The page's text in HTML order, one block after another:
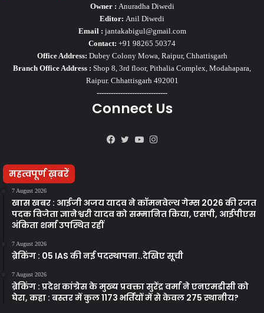
Owner : Anuradha Diwedi
Editor: Anil Diwedi
Email : jantakabigul@gmail.com
Contact: +91 98265 50374
Office Address: Dubey Colony Mowa, Raipur, Chhattisgarh
Branch Office Address : Shop 8, 3rd floor, Pithalia Complex, Modahapara,
Raipur. Chhattisgarh 492001
------------------------------
Connect Us
Facebook
TwitterYouTube
महत्वपूर्ण ख़बरें
7 August 2026
खास खबर : आईजी अजय यादव ने कॉमनवेल्थ गेम्स 2026 की रजत
पदक विजेता ज्ञानेश्वरी यादव को सम्मानित किया, एसपी, आईपीएस
अंकिता शर्मा उपस्थित रहीं
7 August 2026
ब्रेकिंग : 05 IAS की नई पदस्थापना..देखिए सूची
7 August 2026
ब्रेकिंग : प्रदेश कांग्रेस के मुख्य प्रवक्ता सुरेंद्र वर्मा ने एनएमडीसी को
घेरा, कहा : बस्तर में कुल 1173 भर्तियों में से केवल 275 स्थानीय?